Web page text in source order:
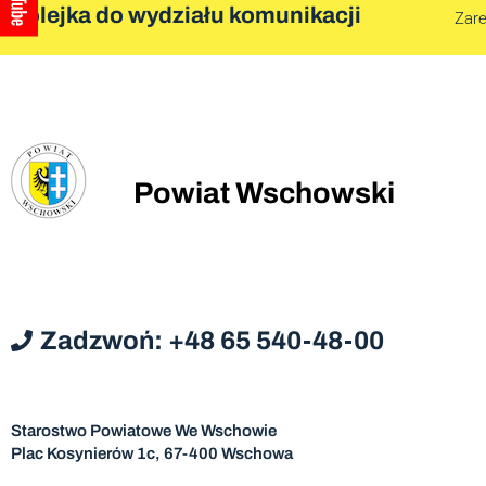
Kolejka do wydziału komunikacji
Powiat Wschowski
Zadzwoń: +48 65 540-48-00
Starostwo Powiatowe We Wschowie
Plac Kosynierów 1c, 67-400 Wschowa